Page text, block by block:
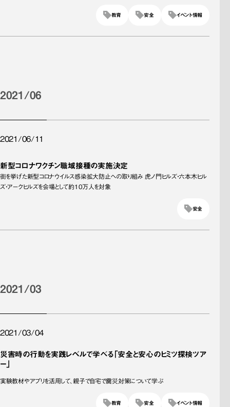
イベント情報
安全
教育
2021/06
2021/06/11
新型コロナワクチン職域接種の実施決定
街を挙げた新型コロナウイルス感染拡大防止への取り組み 虎ノ門ヒルズ・六本木ヒル
ズ・アークヒルズを会場として約10万人を対象
安全
2021/03
2021/03/04
災害時の行動を実践レベルで学べる「安全と安心のヒミツ探検ツア
ー」
実験教材やアプリを活用して、親子で自宅で震災対策について学ぶ
イベント情報
安全
教育